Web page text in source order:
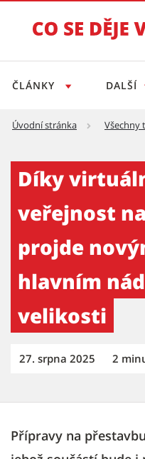
ČLÁNKY DALŠÍ
Úvodní stránka Všechny
Díky
veřejnost
projde
hlavním
velikosti
27. srpna 2025 2
Přípravy na